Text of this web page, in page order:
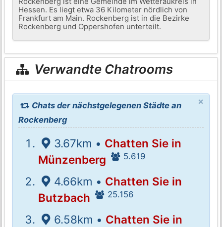
Hessen. Es liegt etwa 36 Kilometer nördlich von
Frankfurt am Main. Rockenberg ist in die Bezirke
Rockenberg und Oppershofen unterteilt.
Verwandte Chatrooms
×
Chats der nächstgelegenen Städte an
Rockenberg
3.67km • Chatten Sie in
Münzenberg
5.619
4.66km • Chatten Sie in
Butzbach
25.156
6.58km • Chatten Sie in